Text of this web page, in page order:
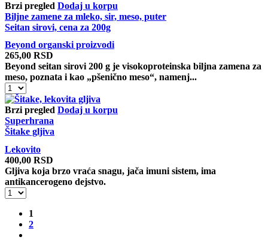
Brzi pregled Dodaj u korpu
Biljne zamene za mleko, sir, meso, puter
Seitan sirovi, cena za 200g
Beyond organski proizvodi
265,00 RSD
Beyond seitan sirovi 200 g je visokoproteinska biljna zamena za
meso, poznata i kao „pšenično meso“, namenj...
Seitan
sirovi,
cena
za
200g
Brzi pregled Dodaj u korpu
Superhrana
Šitake gljiva
Lekovito
400,00 RSD
Gljiva koja brzo vraća snagu, jača imuni sistem, ima
antikancerogeno dejstvo.
Šitake
količina
1
2